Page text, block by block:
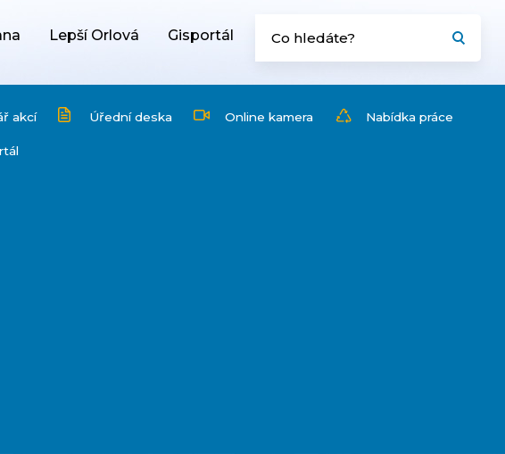
Lepší Orlová Gisportál
akcí Úřední deska Online kamera Nabídka práce